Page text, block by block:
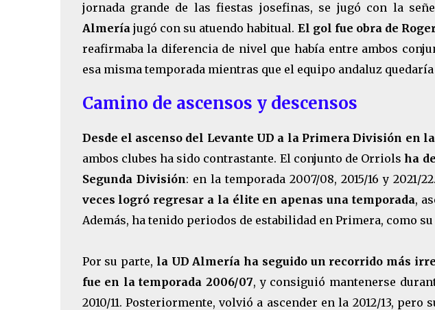
jornada grande de las fiestas josefinas, se jugó con la
Almeríajugó con su atuendo habitual. El gol fue obra de
reafirmaba la diferencia de nivel que había entre ambos
esa misma temporada mientras que el equipo andaluz quedaría
Camino de ascensos y descensos
Desde el ascenso del Levante UD a la Primera División en
ambos clubes ha sido contrastante. El conjunto de Orriolsha
Segunda División: en la temporada 2007/08, 2015/16 y 2021/
veces logró regresar a la élite en apenas una temporada,
Además, ha tenido periodos de estabilidad en Primera, como su
Por su parte, la UD Almería ha seguido un recorrido más
fue en la temporada 2006/07, y consiguió mantenerse
2010/11. Posteriormente, volvió a ascender en la 2012/13,